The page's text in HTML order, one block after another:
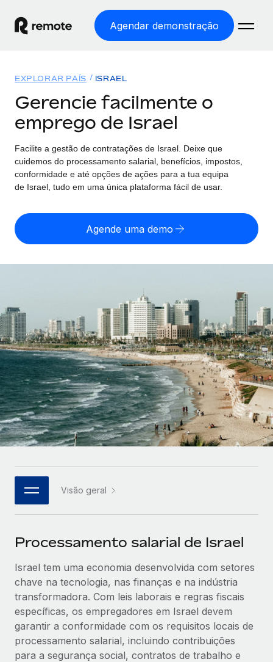
Agendar demonstração
EMPREGO GLOBAL
Processamento Salarial
Processamento salarial fácil e em conformidade
Employer of Record
entidades
Perguntar a um especialista
Obtenha apoio especializado em RH e
conformidade globais
Soluções
COBERTURA GLOBAL
Explorador de países
Encontra apoio para emprego global por país
Comparar a Remote
Veja como nos comparamos com os outros
Integre os RH globais na sua plataforma de forma
flexível
CASE STUDIES
Preçário
English
Deutsch
Español
Italiano
Português (Portugal)
日本語
한국어
中文（简体）
Início de sessão
EXPLORAR PAÍS ISRAEL
Gerencie facilmente o
emprego de Israel
Facilite a gestão de contratações de Israel. Deixe que
cuidemos do processamento salarial, benefícios, impostos,
conformidade e até opções de ações para a tua equipa
de Israel, tudo em uma única plataforma fácil de usar.
Agende uma demo
Visão geral
Processamento salarial de Israel
Israel tem uma economia desenvolvida com setores
chave na tecnologia, nas finanças e na indústria
transformadora. Com leis laborais e regras fiscais
específicas, os empregadores em Israel devem
garantir a conformidade com os requisitos locais de
processamento salarial, incluindo contribuições
para a segurança social, contratos de trabalho e